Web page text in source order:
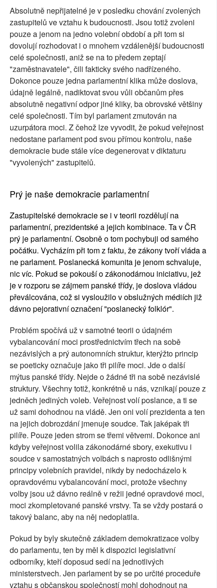
Absolutně nepřijatelné je v posledku chování zvolených
zastupitelů ve vztahu k budoucnosti. Jsou totiž zvoleni
pouze a jenom na jedno volební období a při tom si
dovolují rozhodovat i o mnohem vzdálenější budoucnosti
celé společnosti, aniž se na to předem zeptají
"zaměstnavatele", čili fakticky svého nadřízeného.
Dokonce pouze jedna parlamentní klika může doslova,
údajně legálně, nadiktovat svou vůli občanům přes
absolutně negativní odpor jiné kliky, ba obrovské většiny
celé společnosti. Tím byl parlament zmutován na
uzurpátora moci. Z čehož lze vyvodit, že pokud veřejnost
nedostane parlament pod svou přímou kontrolu, naše
demokracie bude stále více degenerovat v diktaturu
"vyvolených" zastupitelů.
Prý je naše demokracie parlamentní
Zastupitelské demokracie se i v teorii rozdělují na
parlamentní, prezidentské a jejich kombinace. Ta v ČR
prý je parlamentní. Osobně o tom pochybuji od samého
počátku. Vycházím při tom z faktu, že zákony tvoří vláda a
ne parlament. Poslanecká komunita je jenom schvaluje,
nic víc. Pokud se pokouší o zákonodárnou iniciativu, jež
je v rozporu se zájmem panské třídy, je doslova vládou
převálcována, což si vysloužilo v obslužných médiích již
dávno pejorativní označení "poslanecký folklór".
Problém spočívá už v samotné teorii o údajném
vybalancování moci prostřednictvím třech na sobě
nezávislých a prý autonomních struktur, kterýžto princip
se poeticky označuje jako tři pilíře moci. Jde o další
mýtus panské třídy. Nejde o žádné tři na sobě nezávislé
struktury. Všechny totiž, konkrétně u nás, vznikají pouze z
jedněch jediných voleb. Veřejnost volí poslance, a ti se
už sami dohodnou na vládě. Jen oni volí prezidenta a ten
na jejich dobrozdání jmenuje soudce. Tak jaképak tři
pilíře. Pouze jeden strom se třemi větvemi. Dokonce ani
kdyby veřejnost volila zákonodárné sbory, exekutivu i
soudce v samostatných volbách s naprosto odlišnými
principy volebních pravidel, nikdy by nedocházelo k
opravdovému vybalancování moci, protože všechny
volby jsou už dávno reálně v režii jedné opravdové moci,
moci zkompletované panské vrstvy. Ta se vždy postará o
takový balanc, aby na něj nedoplatila.
Pokud by byly skutečně základem demokratizace volby
do parlamentu, ten by měl k dispozici legislativní
odborníky, kteří doposud sedí na jednotlivých
ministerstvech. Jen parlament by se po určité proceduře
vztahu s občanskou společností mohl dohodnout na